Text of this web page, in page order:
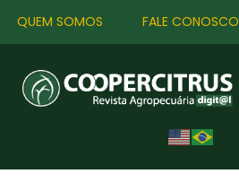
QUEM SOMOS FALE CONOSCO